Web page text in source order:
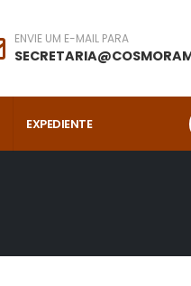
ENVIE UM E-MAIL PARA
EXPEDIENTE